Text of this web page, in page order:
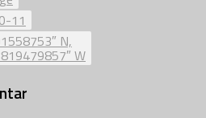
11
N,
W